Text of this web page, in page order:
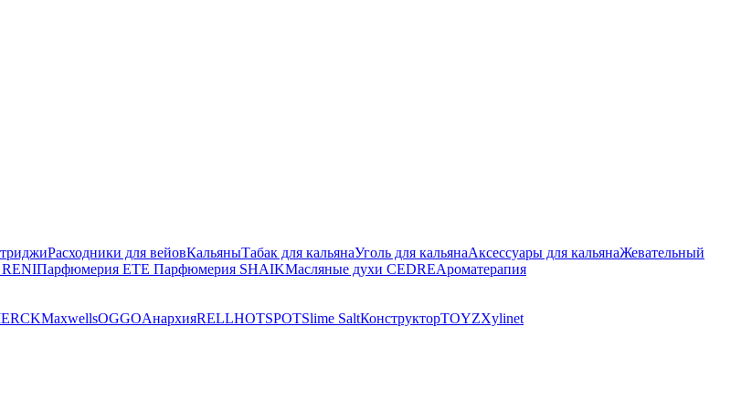
Расходники для вейовКальяныТабак для кальянаУголь для кальянаАксессуары для кальянаЖевательный
Парфюмерия ETE Парфюмерия SHAIKМасляные духи CEDREАроматерапия
MaxwellsOGGOАнархияRELLHOTSPOTSlime SaltКонструкторTOYZXylinet